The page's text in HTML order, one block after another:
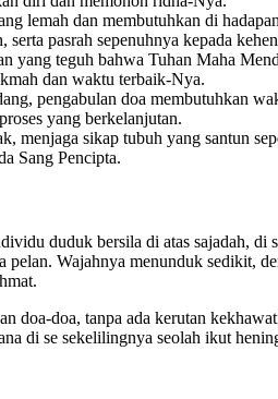
lemah dan membutuhkan di
serta pasrah sepenuhnya kepada
yang teguh bahwa Tuhan Maha
dan waktu terbaik-Nya.
pengabulan doa membutuhkan
yang berkelanjutan.
menjaga sikap tubuh yang santun
Sang Pencipta.
duduk bersila di atas sajadah,
Wajahnya menunduk sedikit,
doa-doa, tanpa ada kerutan
di se sekelilingnya seolah ikut